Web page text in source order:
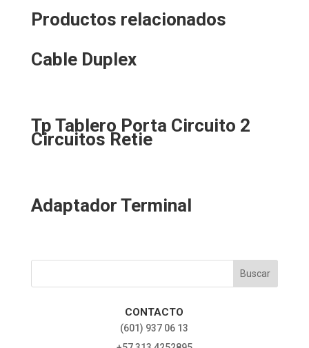
Productos relacionados
Cable Duplex
Tp Tablero Porta Circuito 2
Circuitos Retie
Adaptador Terminal
CONTACTO
‎(601) 937 06 13